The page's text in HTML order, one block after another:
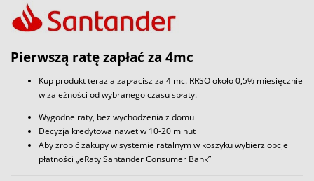
Pierwszą ratę zapłać za 4mc
Kup produkt teraz a zapłacisz za 4 mc. RRSO około 0,5% miesięcznie
w zależności od wybranego czasu spłaty.
Wygodne raty, bez wychodzenia z domu
Decyzja kredytowa nawet w 10-20 minut
Aby zrobić zakupy w systemie ratalnym w koszyku wybierz opcje
płatności „eRaty Santander Consumer Bank”